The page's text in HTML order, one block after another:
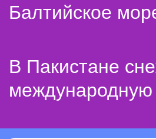
Балтийское
В Пакистане
международную